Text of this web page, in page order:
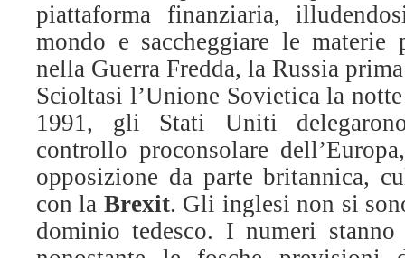
piattaforma finanziaria,
mondo e saccheggiare le
nella Guerra Fredda, la Russia
Scioltasi l’Unione Sovietica la
1991, gli Stati Uniti
controllo proconsolare
opposizione da parte britannica,
con la Brexit. Gli inglesi non si
dominio tedesco. I numeri